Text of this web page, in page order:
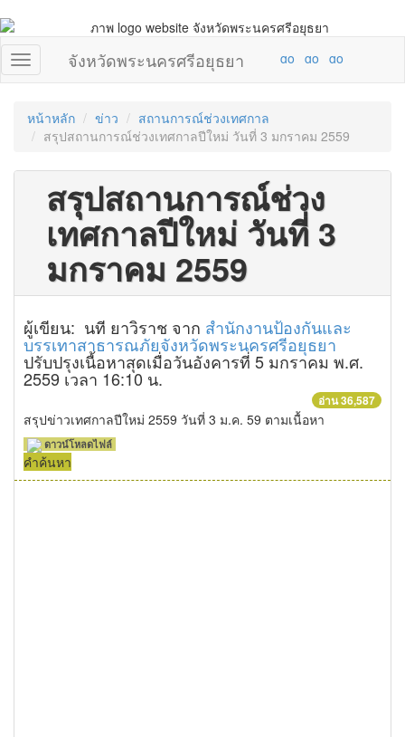
จังหวัดพระนครศรีอยุธยา
หน้าหลัก ข่าว
สถานการณ์ช่วงเทศกาล
สรุปสถานการณ์ช่วงเทศกาลปีใหม่ วันที่ 3 มกราคม 2559
สรุปสถานการณ์ช่วง
เทศกาลปีใหม่ วันที่ 3
มกราคม 2559
ผู้เขียน: นที ยาวิราช จาก สำนักงานป้องกันและ
บรรเทาสาธารณภัยจังหวัดพระนครศรีอยุธยา
ปรับปรุงเนื้อหาสุดเมื่อวันอังคารที่ 5 มกราคม พ.ศ.
2559 เวลา 16:10 น.
อ่าน 36,587
สรุปข่าวเทศกาลปีใหม่ 2559 วันที่ 3 ม.ค. 59 ตามเนื้อหา
ดาวน์โหลดไฟล์
คำค้นหา